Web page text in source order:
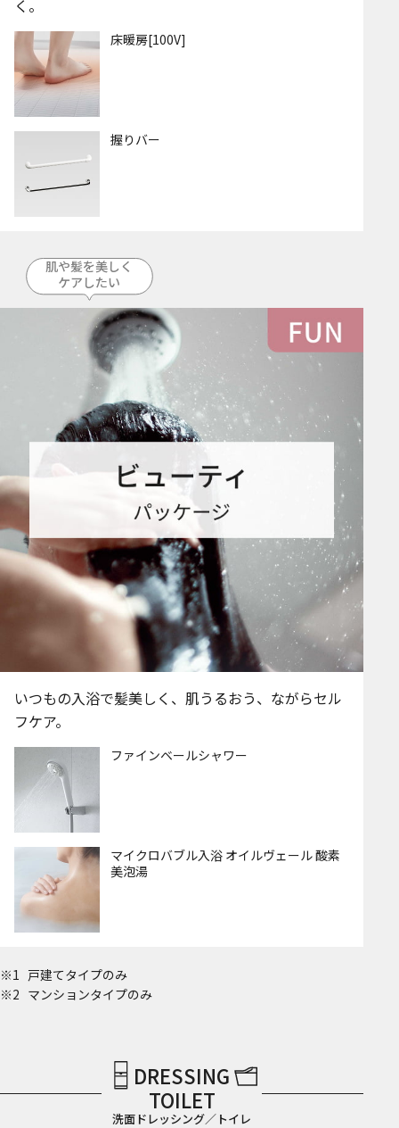
く。
床暖房[100V]
握りバー
肌や髪を美しく
ケアしたい
いつもの入浴で髪美しく、肌うるおう、ながらセル
フケア。
ファインベールシャワー
マイクロバブル入浴 オイルヴェール 酸素
美泡湯
戸建てタイプのみ
マンションタイプのみ
DRESSING
TOILET
洗面ドレッシング／トイレ